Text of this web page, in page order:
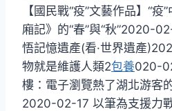
【國民戰“疫”文藝作品】“
廂記》的“春”與“秋”2020-
悟記憶遺產(看·世界遺產
物就是維護人類2包養020-
樓：電子瀏覽熱了湖北游客
2020-02-17 以筆為支援力